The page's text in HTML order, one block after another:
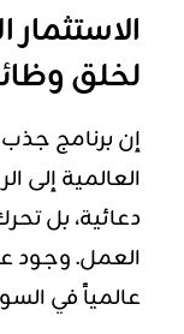
لخلق
إن برنامج
العالمية
دعائية، بل
العمل. وجود
عالمياً في